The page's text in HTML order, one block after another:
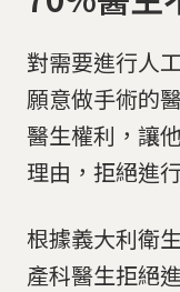
對需要進行人
願意做手術的
醫生權利，讓
理由，拒絕進
根據義大利衛
產科醫生拒絕